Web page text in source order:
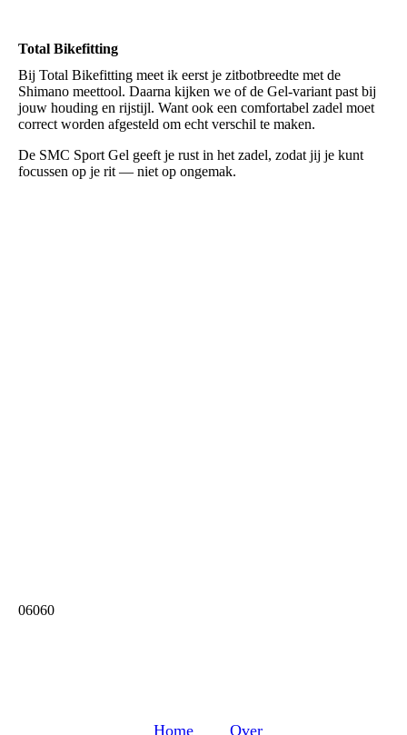
Total Bikefitting
Bij Total Bikefitting meet ik eerst je zitbotbreedte met de
Shimano meettool. Daarna kijken we of de Gel-variant past bij
jouw houding en rijstijl. Want ook een comfortabel zadel moet
correct worden afgesteld om echt verschil te maken.
De SMC Sport Gel geeft je rust in het zadel, zodat jij je kunt
focussen op je rit — niet op ongemak.
06060
Home Over